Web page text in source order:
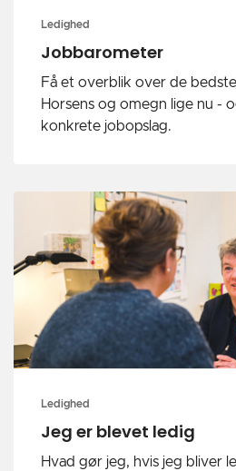
Ledighed
Jobbarometer
Få et overblik over de
Horsens og omegn lige nu -
konkrete jobopslag.
Ledighed
Jeg er blevet ledig
Hvad gør jeg, hvis jeg bliver